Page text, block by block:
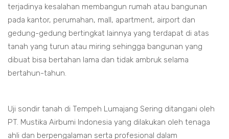
terjadinya kesalahan membangun rumah atau bangunan
pada kantor, perumahan, mall, apartment, airport dan
gedung-gedung bertingkat lainnya yang terdapat di atas
tanah yang turun atau miring sehingga bangunan yang
dibuat bisa bertahan lama dan tidak ambruk selama
bertahun-tahun.
Uji sondir tanah di Tempeh Lumajang Sering ditangani oleh
PT. Mustika Airbumi Indonesia yang dilakukan oleh tenaga
ahli dan berpengalaman serta profesional dalam